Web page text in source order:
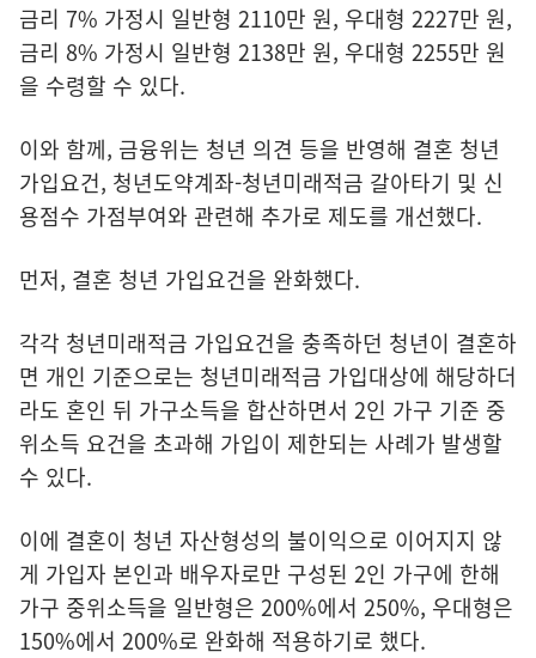
금리 7% 가정시 일반형 2110만 원, 우대형 2227만 원,
금리 8% 가정시 일반형 2138만 원, 우대형 2255만 원
을 수령할 수 있다.
이와 함께, 금융위는 청년 의견 등을 반영해 결혼 청년
가입요건, 청년도약계좌-청년미래적금 갈아타기 및 신
용점수 가점부여와 관련해 추가로 제도를 개선했다.
먼저, 결혼 청년 가입요건을 완화했다.
각각 청년미래적금 가입요건을 충족하던 청년이 결혼하
면 개인 기준으로는 청년미래적금 가입대상에 해당하더
라도 혼인 뒤 가구소득을 합산하면서 2인 가구 기준 중
위소득 요건을 초과해 가입이 제한되는 사례가 발생할
수 있다.
이에 결혼이 청년 자산형성의 불이익으로 이어지지 않
게 가입자 본인과 배우자로만 구성된 2인 가구에 한해
가구 중위소득을 일반형은 200%에서 250%, 우대형은
150%에서 200%로 완화해 적용하기로 했다.